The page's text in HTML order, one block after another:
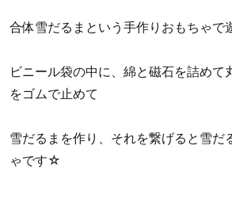
合体雪だるまという手作りおもちゃで
ビニール袋の中に、綿と磁石を詰めて
をゴムで止めて
雪だるまを作り、それを繋げると雪だ
ゃです☆